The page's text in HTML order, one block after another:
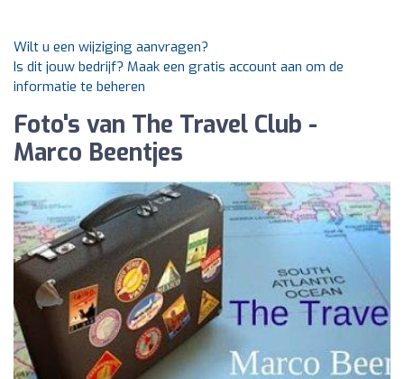
Wilt u een wijziging aanvragen?
Is dit jouw bedrijf? Maak een gratis account aan om de
informatie te beheren
Foto's van The Travel Club -
Marco Beentjes